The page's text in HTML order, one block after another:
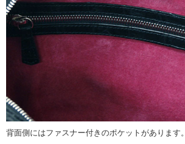
背面側にはファスナー付きのポケットがあります。